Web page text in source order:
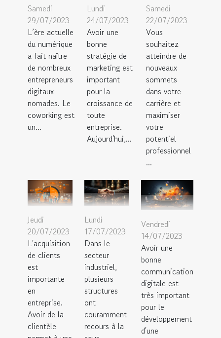
Samedi
29/07/2023
L’ère actuelle
du numérique
a fait naître
de nombreux
entrepreneurs
digitaux
nomades. Le
coworking est
un...
Lundi
24/07/2023
Avoir une
bonne
stratégie de
marketing est
important
pour la
croissance de
toute
entreprise.
Aujourd'hui,...
Samedi
22/07/2023
Vous
souhaitez
atteindre de
nouveaux
sommets
dans votre
carrière et
maximiser
votre
potentiel
professionnel
...
Jeudi
20/07/2023
L'acquisition
de clients
est
importante
en
entreprise.
Avoir de la
clientèle
Lundi
17/07/2023
Dans le
secteur
industriel,
plusieurs
structures
ont
couramment
recours à la
Vendredi
14/07/2023
Avoir une
bonne
communication
digitale est
très important
pour le
développement
d'une